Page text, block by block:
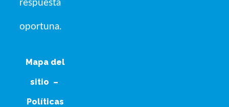
respuesta
oportuna.
Mapa del
sitio –
Políticas